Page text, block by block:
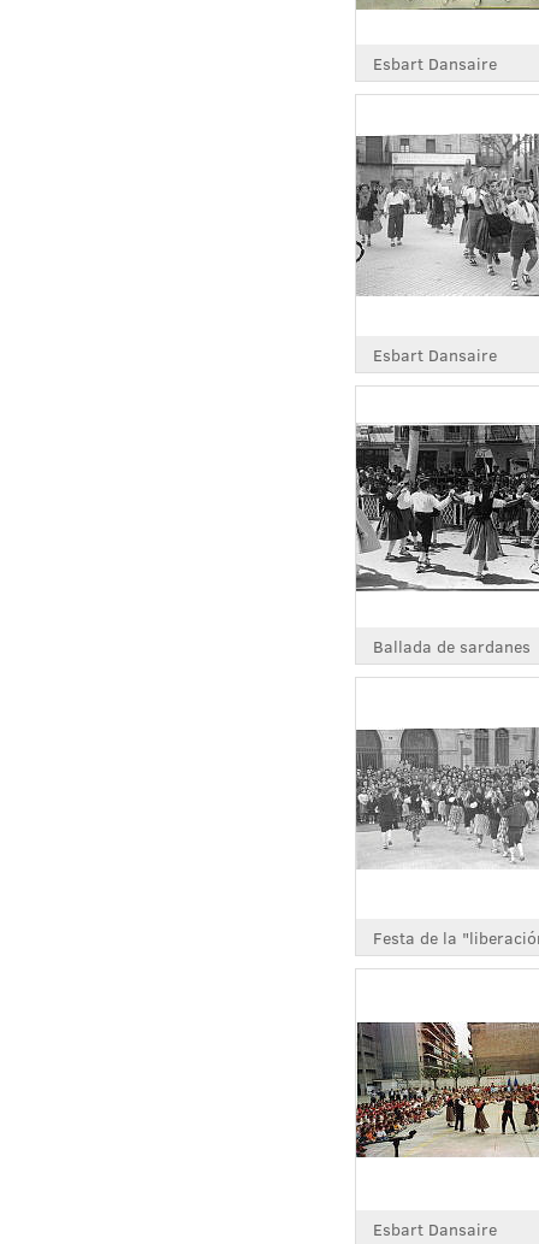
Esbart Dansaire
Esbart Dansaire
Ballada de sardanes
Festa de la
Esbart Dansaire